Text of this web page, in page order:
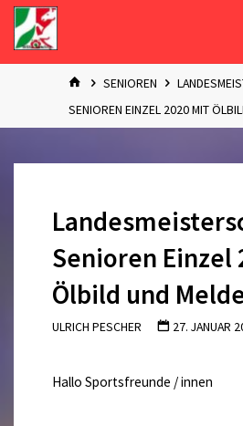
Zum
Inhalt
springen
STARTSENIOREN
SENIOREN EINZEL 2020 MIT
Senioren Einzel
Ölbild und
ULRICH PESCHER 27. JANUAR
Hallo Sportsfreunde / innen